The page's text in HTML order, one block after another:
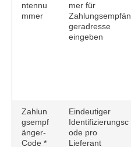
ntennu
mmer
mer für
Zahlungsempfän
geradresse
eingeben
Zahlun
gsempf
änger-
Code *
Eindeutiger
Identifizierungsc
ode pro
Lieferant